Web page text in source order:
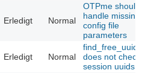
Erledigt Normal
OTPme should
handle missing
config file
parameters
Erledigt Normal
find_free_uuid()
does not check
session uuids